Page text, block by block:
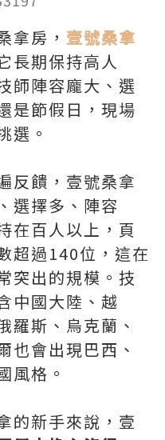
拿房， 壹號桑拿
長期保持高人
師陣容龐大、選
是節假日，現場
選。
反饋，壹號桑拿
選擇多、陣容
在百人以上，頁
超過140位，這在
突出的規模。技
中國大陸、越
羅斯、烏克蘭、
也會出現巴西、
風格。
的新手來說，壹